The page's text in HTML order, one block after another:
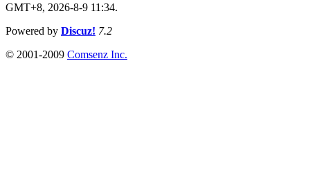
GMT+8, 2026-8-9 11:34.
Powered by Discuz! 7.2
© 2001-2009 Comsenz Inc.